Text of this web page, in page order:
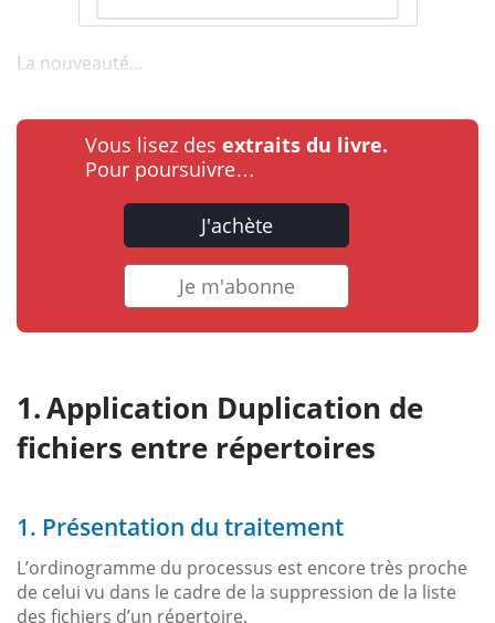
La nouveauté...
Vous lisez des extraits du livre.
Pour poursuivre…
J'achète
Je m'abonne
Application Duplication de
fichiers entre répertoires
1. Présentation du traitement
L’ordinogramme du processus est encore très proche
de celui vu dans le cadre de la suppression de la liste
des fichiers d’un répertoire.